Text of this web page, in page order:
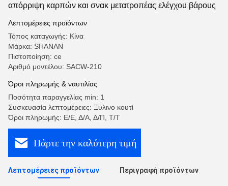
απόρριψη καρπών και σνακ μετατροπέας ελέγχου βάρους
Λεπτομέρειες προϊόντων
Τόπος καταγωγής: Κίνα
Μάρκα: SHANAN
Πιστοποίηση: ce
Αριθμό μοντέλου: SACW-210
Όροι πληρωμής & ναυτιλίας
Ποσότητα παραγγελίας min: 1
Συσκευασία λεπτομέρειες: Ξύλινο κουτί
Όροι πληρωμής: Ε/Ε, Δ/Α, Δ/Π, Τ/Τ
Πάρτε την καλύτερη τιμή
Λεπτομέρειες προϊόντων Περιγραφή προϊόντων